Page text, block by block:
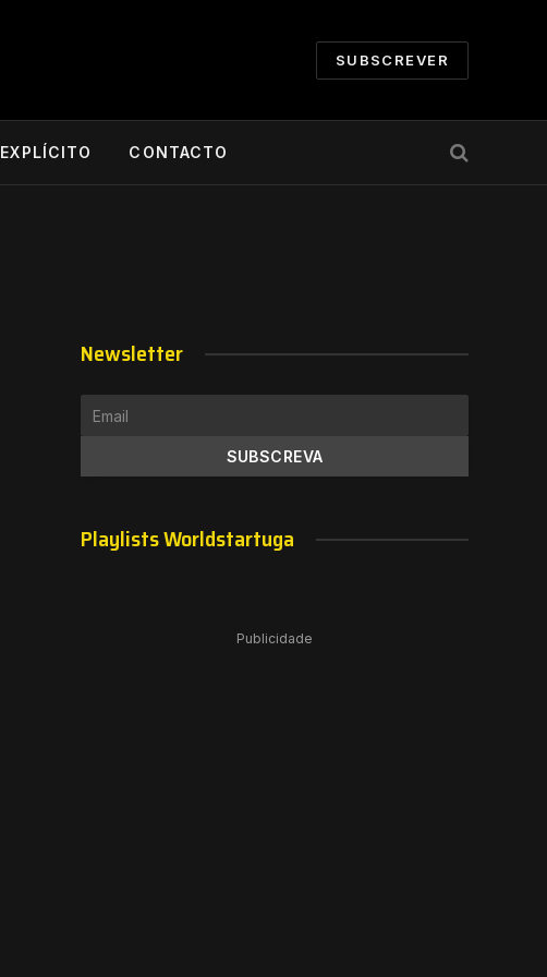
SUBSCREVER
EXPLÍCITO CONTACTO
Newsletter
Playlists Worldstartuga
Publicidade